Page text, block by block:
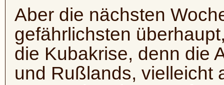
Aber die nächsten
gefährlichsten
die Kubakrise, denn die
und Rußlands, vielleicht